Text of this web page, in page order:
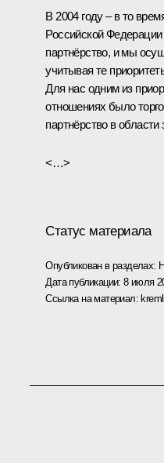
В 2004 году – в то
Российской
партнёрство, и мы
учитывая те
Для нас одним из
отношениях было
партнёрство в области
<…>
Статус материала
Опубликован в разделах:
Дата публикации:8 июля
Ссылка на материал: